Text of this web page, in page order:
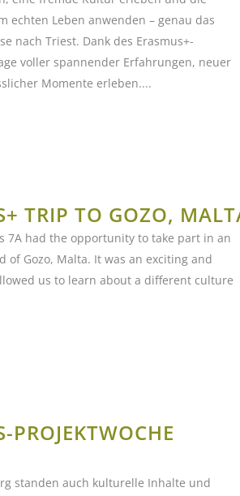
echten Leben anwenden – genau das
nach Triest. Dank des Erasmus+-
voller spannender Erfahrungen, neuer
Momente erleben....
TRIP TO GOZO,
7A had the opportunity to take part in an
of Gozo, Malta. It was an exciting and
us to learn about a different culture
PROJEKTWOCHE
standen auch kulturelle Inhalte und